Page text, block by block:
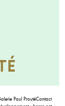
Paul ProutéContact